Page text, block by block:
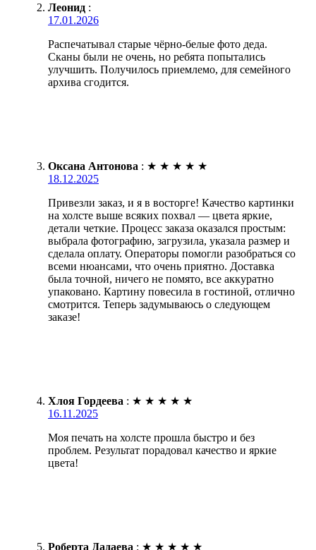
Леонид :
17.01.2026
Распечатывал старые чёрно-белые фото деда.
Сканы были не очень, но ребята попытались
улучшить. Получилось приемлемо, для семейного
архива сгодится.
Оксана Антонова : ★ ★ ★ ★ ★
18.12.2025
Привезли заказ, и я в восторге! Качество картинки
на холсте выше всяких похвал — цвета яркие,
детали четкие. Процесс заказа оказался простым:
выбрала фотографию, загрузила, указала размер и
сделала оплату. Операторы помогли разобраться со
всеми нюансами, что очень приятно. Доставка
была точной, ничего не помято, все аккуратно
упаковано. Картину повесила в гостиной, отлично
смотрится. Теперь задумываюсь о следующем
заказе!
Хлоя Гордеева : ★ ★ ★ ★ ★
16.11.2025
Моя печать на холсте прошла быстро и без
проблем. Результат порадовал качество и яркие
цвета!
Роберта Дадаева : ★ ★ ★ ★ ★